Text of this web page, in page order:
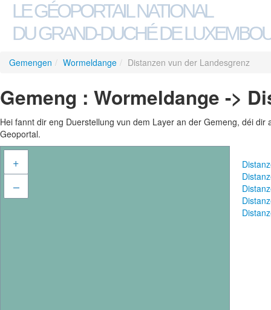
LE GÉOPORTAIL NATIONAL
DU GRAND-DUCHÉ DE
Gemengen / Wormeldange / Distanzen vun der Landesgrenz
Gemeng : Wormeldange ->
Hei fannt dir eng Duerstellung vun dem Layer an der Gemeng, déi
Geoportal.
+
–